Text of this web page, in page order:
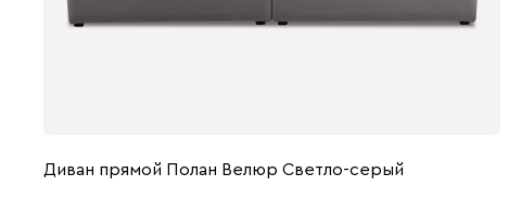
Диван прямой Полан Велюр Светло-серый